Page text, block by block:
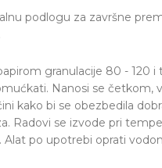
podlogu za završne
granulacije 80 - 120
Nanosi se četkom,
kako bi se obezbedila
Radovi se izvode pri
Alat po upotrebi oprati